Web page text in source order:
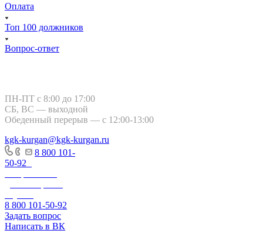
Оплата
Топ 100 должников
Вопрос-ответ
ПН-ПТ с 8:00 до 17:00
СБ, ВС — выходной
Обеденный перерыв — с 12:00-13:00
kgk-kurgan@kgk-kurgan.ru
8 800 101-
50-92
8 800 101-50-92
Задать вопрос
Написать в ВК